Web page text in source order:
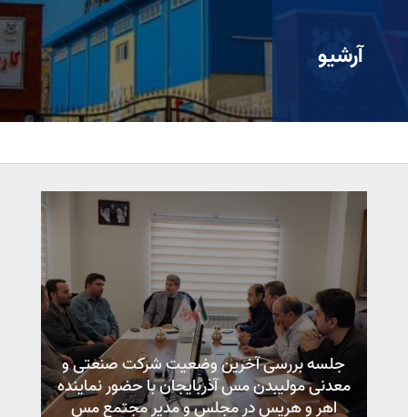
آرشیو
جلسه بررسی آخرین وضعیت شرکت صنعتی و
معدنی مولیبدن مس آذربایجان با حضور نماینده
اهر و هریس در مجلس و مدیر مجتمع مس